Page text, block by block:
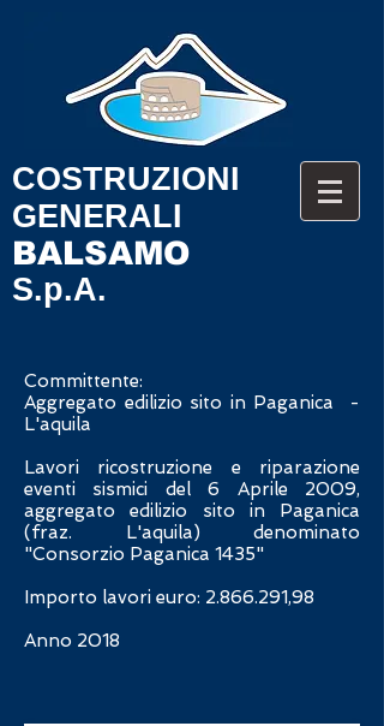
COSTRUZIONI
GENERALI
BALSAMO
S.p.A.
Committente:
Aggregato edilizio sito in Paganica -
L'aquila
Lavori ricostruzione e riparazione
eventi sismici del 6 Aprile 2009,
aggregato edilizio sito in Paganica
(fraz. L'aquila) denominato
"Consorzio Paganica 1435"
Importo lavori euro: 2.866.291,98
Anno 2018